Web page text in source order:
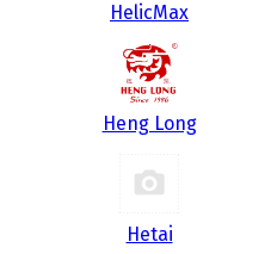
HelicMax
Heng Long
Hetai